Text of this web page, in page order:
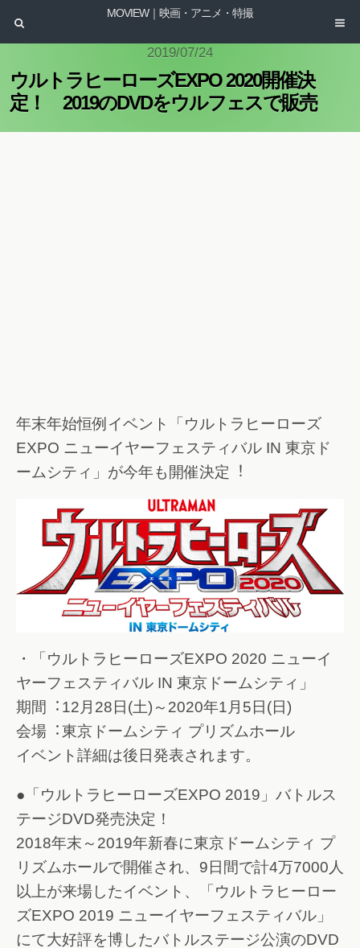
MOVIEW｜映画・アニメ・特撮
2019/07/24
ウルトラヒーローズEXPO 2020開催決
定！ 2019のDVDをウルフェスで販売
年末年始恒例イベント「ウルトラヒーローズ
EXPO ニューイヤーフェスティバル IN 東京ド
ームシティ」が今年も開催決定︕
・「ウルトラヒーローズEXPO 2020 ニューイ
ヤーフェスティバル IN 東京ドームシティ」
期間︓12月28日(土)～2020年1月5日(日)
会場︓東京ドームシティ プリズムホール
イベント詳細は後日発表されます。
●「ウルトラヒーローズEXPO 2019」バトルス
テージDVD発売決定！
2018年末～2019年新春に東京ドームシティ プ
リズムホールで開催され、9日間で計4万7000人
以上が来場したイベント、「ウルトラヒーロー
ズEXPO 2019 ニューイヤーフェスティバル」
にて大好評を博したバトルステージ公演のDVD